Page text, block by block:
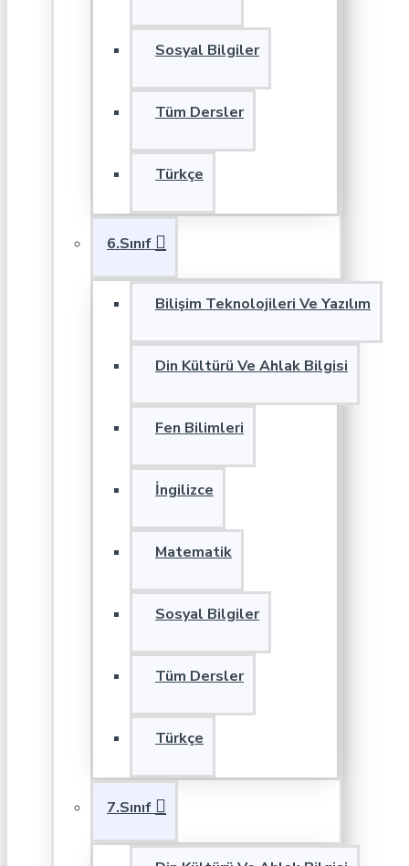
Sosyal Bilgiler
Tüm Dersler
Türkçe
6.Sınıf
Bilişim Teknolojileri Ve Yazılım
Din Kültürü Ve Ahlak Bilgisi
Fen Bilimleri
İngilizce
Matematik
Sosyal Bilgiler
Tüm Dersler
Türkçe
7.Sınıf